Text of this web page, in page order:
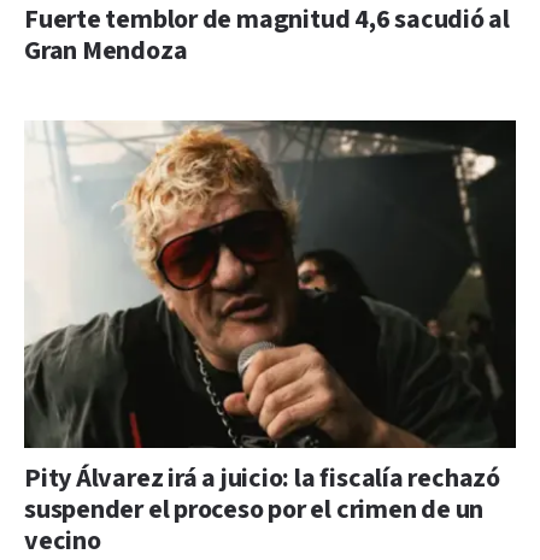
Fuerte temblor de magnitud 4,6 sacudió al
Gran Mendoza
Pity Álvarez irá a juicio: la fiscalía rechazó
suspender el proceso por el crimen de un
vecino